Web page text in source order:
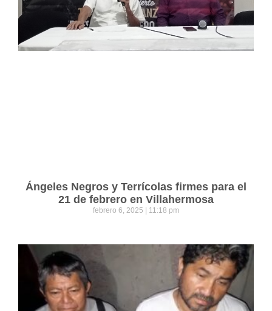
Ángeles Negros y Terrícolas firmes para el
21 de febrero en Villahermosa
febrero 6, 2025 11:18 pm